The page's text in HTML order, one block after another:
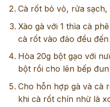
Cà rốt bỏ vỏ, rửa sạch,
Xào gà với 1 thìa cà
cà rốt vào đảo đều
Hòa 20g bột gạo với
bột rồi cho lên bếp
Cho hỗn hợp gà và cà
khi cà rốt chín nhừ là